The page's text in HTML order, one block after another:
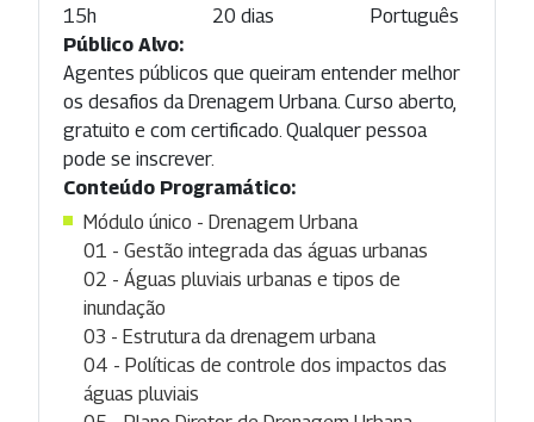
15h
20 dias
Português
Público Alvo:
Agentes públicos que queiram entender melhor
os desafios da Drenagem Urbana. Curso aberto,
gratuito e com certificado. Qualquer pessoa
pode se inscrever.
Conteúdo Programático:
Módulo único - Drenagem Urbana
01 - Gestão integrada das águas urbanas
02 - Águas pluviais urbanas e tipos de
inundação
03 - Estrutura da drenagem urbana
04 - Políticas de controle dos impactos das
águas pluviais